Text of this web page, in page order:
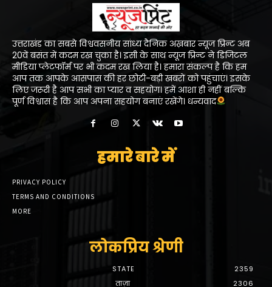
उत्तराखंड का सबसे विश्ववसनीय सांध्य दैनिक अख़बार न्यूज प्रिन्ट अब
20वें बसंत में कदम रख चुका है। इसी के साथ न्यूज प्रिन्ट ने डिजिटल
मीडिया प्लेटफॉर्म पर भी कदम रख लिया है। हमारा संकल्प है कि हम
आप तक आपके आसपास की हर छोटी-बड़ी खबरों को पहुंचाएं। इसके
लिए जरूरी है आप सभी का प्यार व सहयोग। हमें आशा ही नहीं बल्कि
पूर्ण विश्वास है कि आप अपना सहयोग बनाएं रखेंगे। धन्यवाद
हमारे बारे में
PRIVACY POLICY
TERMS AND CONDITIONS
MORE
लोकप्रिय श्रेणी
STATE
2359
ताज़ा
2306